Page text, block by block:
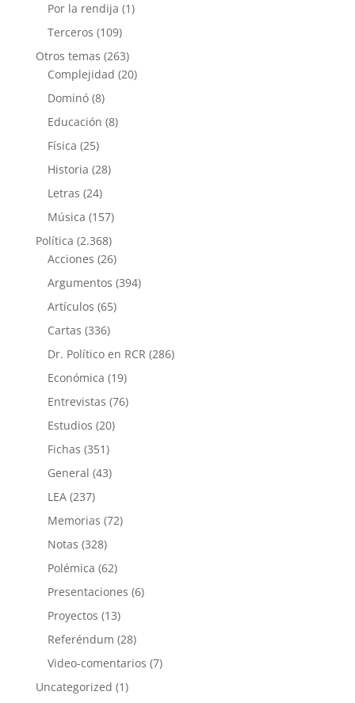
Por la rendija (1)
Terceros (109)
Otros temas (263)
Complejidad (20)
Dominó(8)
Educación (8)
Física (25)
Historia (28)
Letras (24)
Música (157)
Política (2.368)
Acciones (26)
Argumentos (394)
Artículos (65)
Cartas (336)
Dr. Político en RCR (286)
Económica (19)
Entrevistas (76)
Estudios (20)
Fichas (351)
General (43)
LEA(237)
Memorias (72)
Notas (328)
Polémica (62)
Presentaciones (6)
Proyectos (13)
Referéndum (28)
Video-comentarios (7)
Uncategorized (1)